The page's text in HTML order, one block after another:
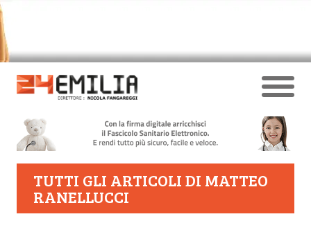
TUTTI GLI ARTICOLI DI MATTEO
RANELLUCCI